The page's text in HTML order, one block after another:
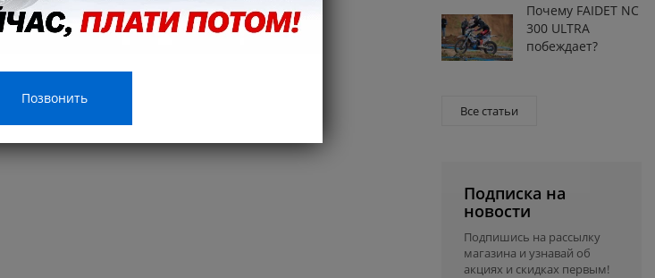
Почему FAIDET NC
300 ULTRA
побеждает?
Все статьи
Подписка на
новости
Подпишись на рассылку
магазина и узнавай об
акциях и скидках первым!
Позвонить